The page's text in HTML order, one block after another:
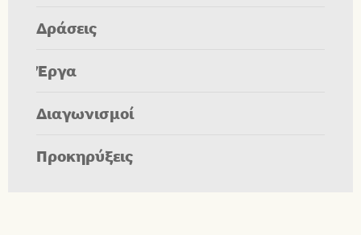
Δράσεις
Έργα
Διαγωνισμοί
Προκηρύξεις